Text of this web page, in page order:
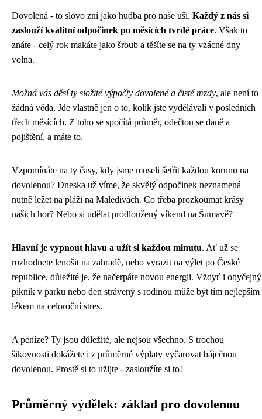
Dovolená - to slovo zní jako hudba pro naše uši. Každý z nás si
zaslouží kvalitní odpočinek po měsících tvrdé práce. Však to
znáte - celý rok makáte jako šroub a těšíte se na ty vzácné dny
volna.
Možná vás děsí ty složité výpočty dovolené a čisté mzdy, ale není to
žádná věda. Jde vlastně jen o to, kolik jste vydělávali v posledních
třech měsících. Z toho se spočítá průměr, odečtou se daně a
pojištění, a máte to.
Vzpomínáte na ty časy, kdy jsme museli šetřit každou korunu na
dovolenou? Dneska už víme, že skvělý odpočinek neznamená
nutně ležet na pláži na Maledivách. Co třeba prozkoumat krásy
našich hor? Nebo si udělat prodloužený víkend na Šumavě?
Hlavní je vypnout hlavu a užít si každou minutu. Ať už se
rozhodnete lenošit na zahradě, nebo vyrazit na výlet po České
republice, důležité je, že načerpáte novou energii. Vždyť i obyčejný
piknik v parku nebo den strávený s rodinou může být tím nejlepším
lékem na celoroční stres.
A peníze? Ty jsou důležité, ale nejsou všechno. S trochou
šikovnosti dokážete i z průměrné výplaty vyčarovat báječnou
dovolenou. Prostě si to užijte - zasloužíte si to!
Průměrný výdělek: základ pro dovolenou